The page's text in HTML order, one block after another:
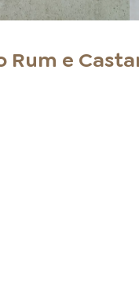
Rum e